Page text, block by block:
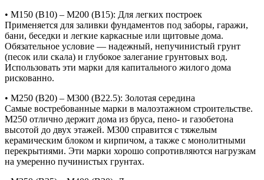
• М150 (В10) – М200 (В15): Для легких построек
Применяется для заливки фундаментов под заборы, гаражи,
бани, беседки и легкие каркасные или щитовые дома.
Обязательное условие — надежный, непучинистый грунт
(песок или скала) и глубокое залегание грунтовых вод.
Использовать эти марки для капитального жилого дома
рискованно.
• М250 (В20) – М300 (В22.5): Золотая середина
Самые востребованные марки в малоэтажном строительстве.
М250 отлично держит дома из бруса, пено- и газобетона
высотой до двух этажей. М300 справится с тяжелым
керамическим блоком и кирпичом, а также с монолитными
перекрытиями. Эти марки хорошо сопротивляются нагрузкам
на умеренно пучинистых грунтах.